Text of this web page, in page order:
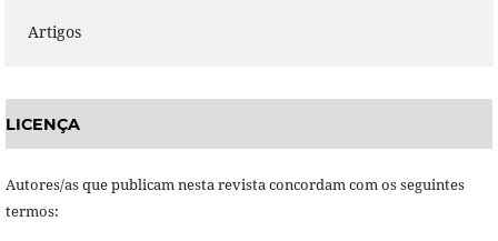
Artigos
LICENÇA
Autores/as que publicam nesta revista concordam com os seguintes
termos: